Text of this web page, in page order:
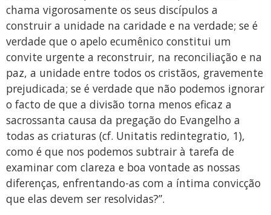
chama vigorosamente os seus discípulos a
construir a unidade na caridade e na verdade; se é
verdade que o apelo ecumênico constitui um
convite urgente a reconstruir, na reconciliação e na
paz, a unidade entre todos os cristãos, gravemente
prejudicada; se é verdade que não podemos ignorar
o facto de que a divisão torna menos eficaz a
sacrossanta causa da pregação do Evangelho a
todas as criaturas (cf. Unitatis redintegratio, 1),
como é que nos podemos subtrair à tarefa de
examinar com clareza e boa vontade as nossas
diferenças, enfrentando-as com a íntima convicção
que elas devem ser resolvidas?”.